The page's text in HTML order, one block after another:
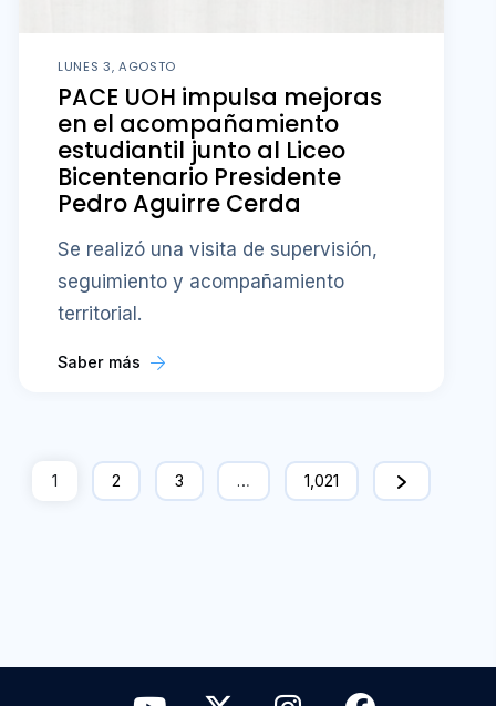
LUNES 3, AGOSTO
PACE UOH impulsa mejoras
en el acompañamiento
estudiantil junto al Liceo
Bicentenario Presidente
Pedro Aguirre Cerda
Se realizó una visita de supervisión,
seguimiento y acompañamiento
territorial.
Saber más
1 2 3 … 1,021